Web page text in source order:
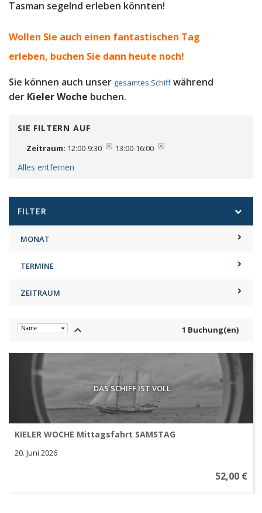
Tasman segelnd erleben könnten!
Wollen Sie auch einen fantastischen Tag
erleben, buchen Sie dann heute noch!
Sie können auch unser gesamtes Schiffwährend
der Kieler Woche buchen.
SIE FILTERN AUF
Zeitraum: 12:00-9:30 13:00-16:00
Alles entfernen
FILTER
MONAT
TERMINE
ZEITRAUM
keyboard_arrow_up 1 Buchung(en)
DAS SCHIFF IST VOLL
KIELER WOCHE Mittagsfahrt SAMSTAG
20. Juni 2026
52,00 €